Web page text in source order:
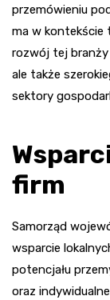
przemówieniu
ma w kontekście
rozwój tej
ale także
sektory
firm
Samorząd
wsparcie
potencjału
oraz